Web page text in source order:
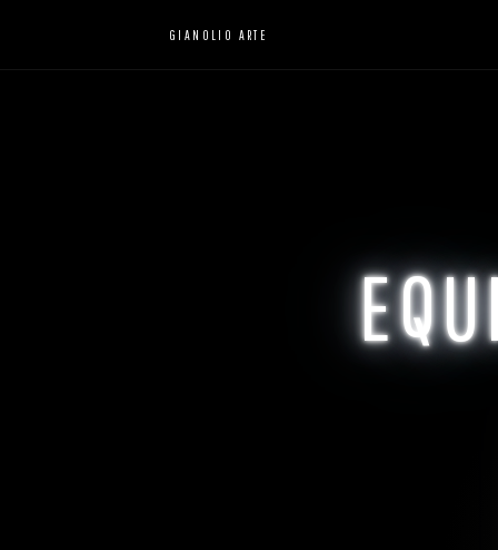
GIANOLIO ARTE